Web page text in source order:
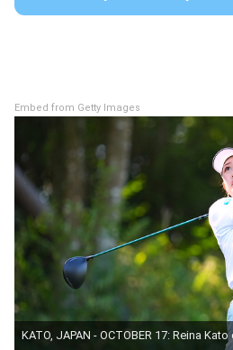
Embed from Getty Images